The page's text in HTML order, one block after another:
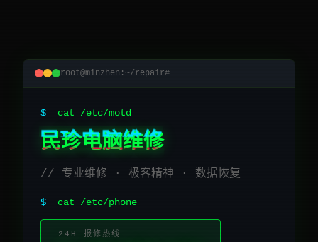
root@minzhen:~/repair#
$ cat /etc/motd
民珍电脑维修
// 专业维修 · 极客精神 · 数据恢复
$ cat /etc/phone
24H 报修热线